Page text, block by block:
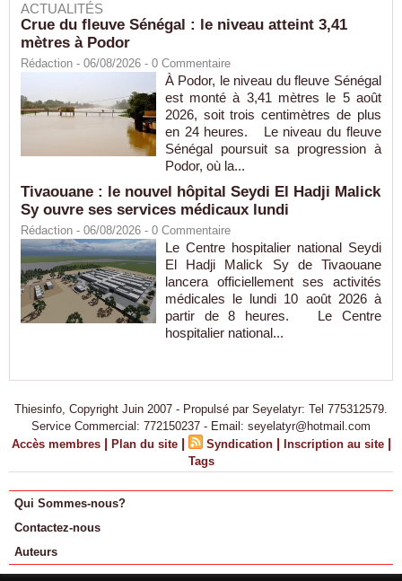
ACTUALITÉS
Crue du fleuve Sénégal : le niveau atteint 3,41
mètres à Podor
Rédaction - 06/08/2026 - 0 Commentaire
À Podor, le niveau du fleuve Sénégal
est monté à 3,41 mètres le 5 août
2026, soit trois centimètres de plus
en 24 heures. Le niveau du fleuve
Sénégal poursuit sa progression à
Podor, où la...
Tivaouane : le nouvel hôpital Seydi El Hadji Malick
Sy ouvre ses services médicaux lundi
Rédaction - 06/08/2026 - 0 Commentaire
Le Centre hospitalier national Seydi
El Hadji Malick Sy de Tivaouane
lancera officiellement ses activités
médicales le lundi 10 août 2026 à
partir de 8 heures. Le Centre
hospitalier national...
Thiesinfo, Copyright Juin 2007 - Propulsé par Seyelatyr: Tel 775312579.
Service Commercial: 772150237 - Email: seyelatyr@hotmail.com
Accès membres | Plan du site | Syndication | Inscription au site |
Tags
Qui Sommes-nous?
Contactez-nous
Auteurs